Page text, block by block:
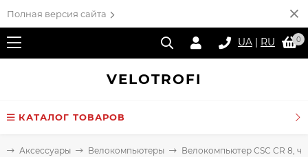
Полная версия сайта
UA | RU 0
VELOTROFI
КАТАЛОГ ТОВАРОВ
Аксессуары Велокомпьютеры Велокомпьютер CSC CR 8,